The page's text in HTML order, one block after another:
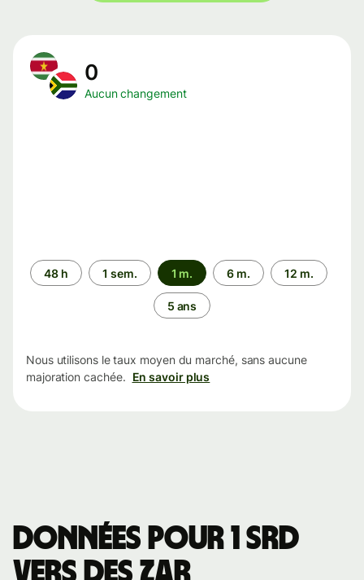
0
Aucun changement
Période
48 h 1 sem. 1 m. 6 m. 12 m.
5 ans
Nous utilisons le taux moyen du marché, sans aucune
majoration cachée. En savoir plus
Données pour 1 SRD